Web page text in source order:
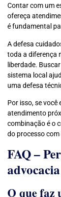
Contar com um
ofereça
é fundamental
A defesa
toda a diferença
liberdade.
sistema local
uma defesa
Por isso, se
atendimento
combinação é o
do processo
FAQ –
O que faz